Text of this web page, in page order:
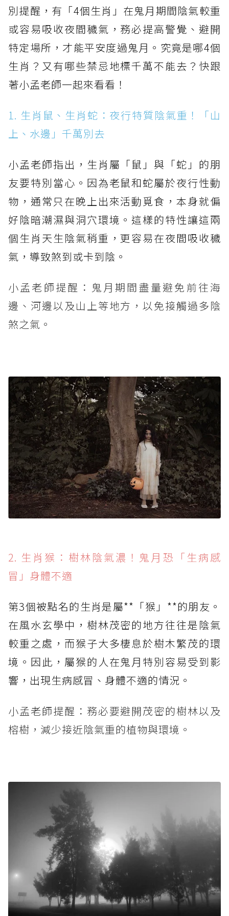
別提醒，有「4個生肖」在鬼月期間陰氣較重
或容易吸收夜間穢氣，務必提高警覺、避開
特定場所，才能平安度過鬼月。究竟是哪4個
生肖？又有哪些禁忌地標千萬不能去？快跟
著小孟老師一起來看看！
1. 生肖鼠、生肖蛇：夜行特質陰氣重！「山
上、水邊」千萬別去
小孟老師指出，生肖屬「鼠」與「蛇」的朋
友要特別當心。因為老鼠和蛇屬於夜行性動
物，通常只在晚上出來活動覓食，本身就偏
好陰暗潮濕與洞穴環境。這樣的特性讓這兩
個生肖天生陰氣稍重，更容易在夜間吸收穢
氣，導致煞到或卡到陰。
小孟老師提醒：鬼月期間盡量避免前往海
邊、河邊以及山上等地方，以免接觸過多陰
煞之氣。
2. 生肖猴：樹林陰氣濃！鬼月恐「生病感
冒」身體不適
第3個被點名的生肖是屬**「猴」**的朋友。
在風水玄學中，樹林茂密的地方往往是陰氣
較重之處，而猴子大多棲息於樹木繁茂的環
境。因此，屬猴的人在鬼月特別容易受到影
響，出現生病感冒、身體不適的情況。
小孟老師提醒：務必要避開茂密的樹林以及
榕樹，減少接近陰氣重的植物與環境。